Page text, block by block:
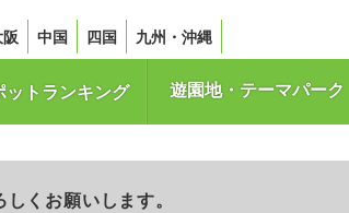
中国 四国 九州・沖縄
トランキング 遊園地・テーマパーク
くお願いします。